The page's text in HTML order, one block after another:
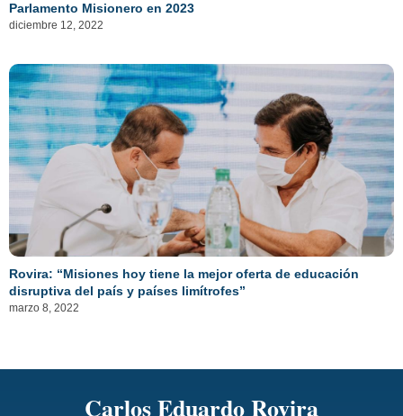
Parlamento Misionero en 2023
diciembre 12, 2022
Rovira: “Misiones hoy tiene la mejor oferta de educación
disruptiva del país y países limítrofes”
marzo 8, 2022
Carlos Eduardo Rovira